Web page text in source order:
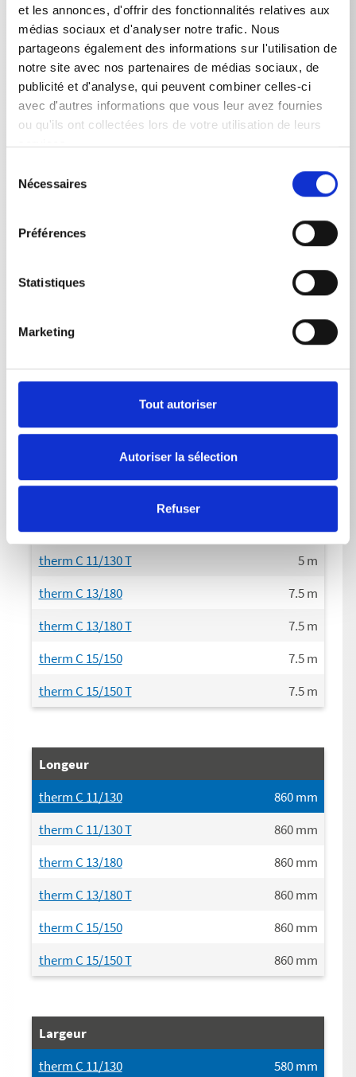
et les annonces, d'offrir des fonctionnalités relatives aux
médias sociaux et d'analyser notre trafic. Nous
partageons également des informations sur l'utilisation de
notre site avec nos partenaires de médias sociaux, de
publicité et d'analyse, qui peuvent combiner celles-ci
avec d'autres informations que vous leur avez fournies
ou qu'ils ont collectées lors de votre utilisation de leurs
services.
Nécessaires
Préférences
Statistiques
Marketing
Tout autoriser
Autoriser la sélection
Refuser
therm C 11/130 T
therm C 13/180
4,8kW
therm C 13/180 T
4,8kW
therm C 15/150
4,8kW
therm C 15/150 T
4,8kW
Puissance restituée
therm C 11/130 T
2,3kW
therm C 13/180
4,0kW
therm C 11/130
5m
therm C 11/130 T
5m
therm C 13/180
7.5m
therm C 13/180 T
7.5m
therm C 15/150
7.5m
therm C 15/150 T
7.5m
Longeur
therm C 11/130
860mm
therm C 11/130 T
860mm
therm C 13/180
860mm
therm C 13/180 T
860mm
therm C 15/150
860mm
therm C 15/150 T
860mm
Largeur
therm C 11/130
580mm